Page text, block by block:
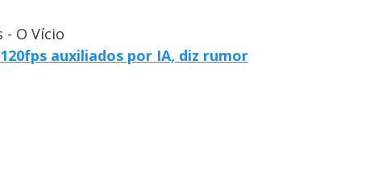
- O Vício
auxiliados por IA, diz rumor